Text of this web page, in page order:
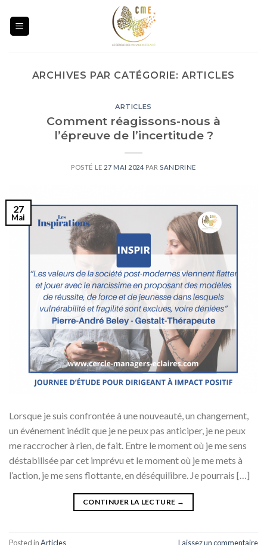
content
ARCHIVES PAR CATÉGORIE: ARTICLES
ARTICLES
Comment réagissons-nous à
l’épreuve de l’incertitude ?
POSTÉ LE 27 MAI 2024 PAR SANDRINE
27
Mai
Lorsque je suis confrontée à une nouveauté, un changement,
un événement inédit que je ne peux pas anticiper, je ne peux
me raccrocher à rien, de fait. Entre le moment où je me sens
déstabilisée par cet imprévu et le moment où je me mets à
l’action, je me sens flottante, en déséquilibre. Je pourrais […]
CONTINUER LA LECTURE →
Posted inArticles Laissez un commentaire